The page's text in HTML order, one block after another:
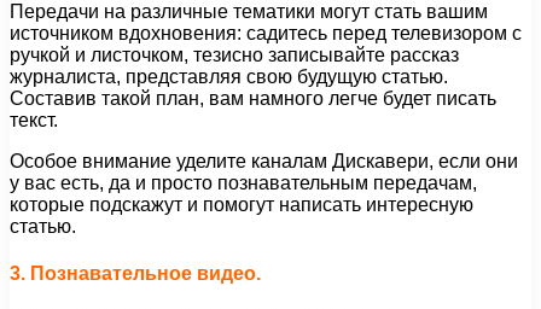
Передачи на различные тематики могут стать вашим
источником вдохновения: садитесь перед телевизором с
ручкой и листочком, тезисно записывайте рассказ
журналиста, представляя свою будущую статью.
Составив такой план, вам намного легче будет писать
текст.
Особое внимание уделите каналам Дискавери, если они
у вас есть, да и просто познавательным передачам,
которые подскажут и помогут написать интересную
статью.
3. Познавательное видео.